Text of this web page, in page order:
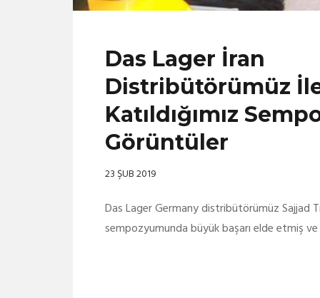
Das Lager İran
Distribütörümüz
Katıldığımız
Görüntüler
23 ŞUB 2019
Das Lager Germany distribütörümüz Sajjad
sempozyumunda büyük başarı elde etmiş